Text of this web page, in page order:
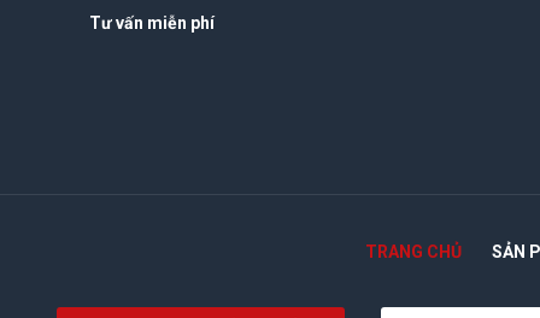
Tư vấn miễn phí
TRANG CHỦ SẢN